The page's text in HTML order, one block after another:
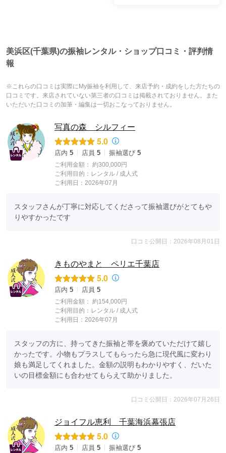
美浜区(千葉県)の振袖レンタル・ショップ口コミ・評判情
報
※これらの口コミは実際にMy振袖を利用して、来店予約・成約をした方たちの
口コミです。来店されていない第三者の口コミは掲載されておりません。また
いただいた口コミの加筆・編集は一切おこなっておりません。
写真の森 シルフィー
5.0
店内 5 店員 5 振袖選び 5
ご利用金額： 約300,000円
ご利用目的： レンタル / 成人式
ご利用日：2026年07月
スタッフさんが丁寧に対応してくださって振袖選びがとてもや
りやすかったです
口コミ公開日：2026年08月01日
きものやまと ペリエ千葉店
5.0
店内 5 店員 5
ご利用金額： 約154,000円
ご利用目的： レンタル / 成人式
ご利用日：2026年07月
スタッフの方に、持ってきた振袖と帯を褒めていただけて嬉し
かったです。小物もプラスしてもらったら急に現代風に変わり
娘も満足してくれました。金額の説明もわかりやすく、だいた
いの目標金額にも合わせてもらえて助かりました。
口コミ公開日：2026年07月26日
ジョイフル恵利 千葉海浜幕張店
5.0
店内 5 店員 5 振袖選び 5